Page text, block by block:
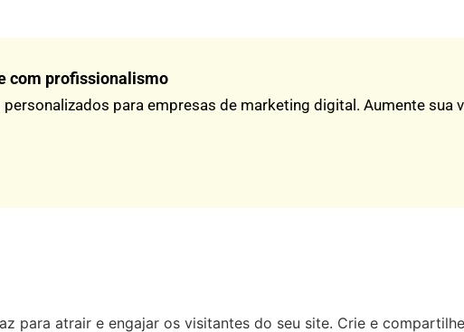
com profissionalismo
para empresas de marketing digital. Aumente sua
para atrair e engajar os visitantes do seu site. Crie e